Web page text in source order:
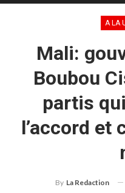
A LA
Mali:
Boubou
partis
l’accord et
By La Redaction